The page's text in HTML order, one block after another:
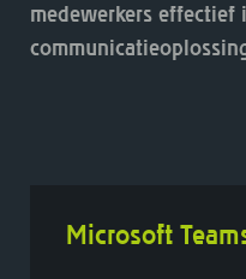
medewerkers
Microsoft